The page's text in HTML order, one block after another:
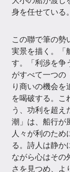
身を任せている。
この聯で筆の勢
実景を描く。「
す。「利渉を争
がすべて一つの
り商いの機会を
を喝破する。こ
う、功利を超え
潮」は、船行が
人々が利のため
る。詩人は静か
ながら心はその
さを見つめ、よ